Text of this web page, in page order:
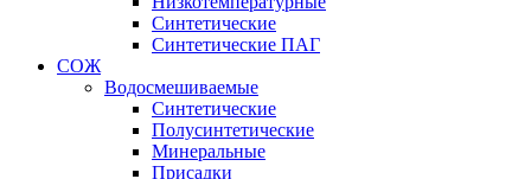
Синтетические
Синтетические ПАГ
СОЖ
Водосмешиваемые
Синтетические
Полусинтетические
Минеральные
Присадки